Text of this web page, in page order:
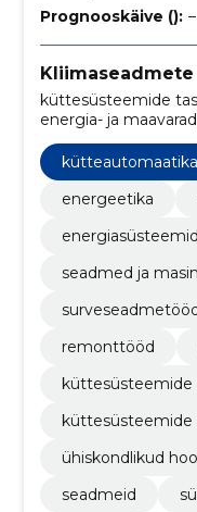
Prognooskäive (): –
küttesüsteemide
energia- ja
hooldus, seadmed
Surveseadmetööd,
kütteautomaatika
energeetika
seadmed ja
remonttööd
küttesüsteemide
küttesüsteemide
ühiskondlikud
seadmeid